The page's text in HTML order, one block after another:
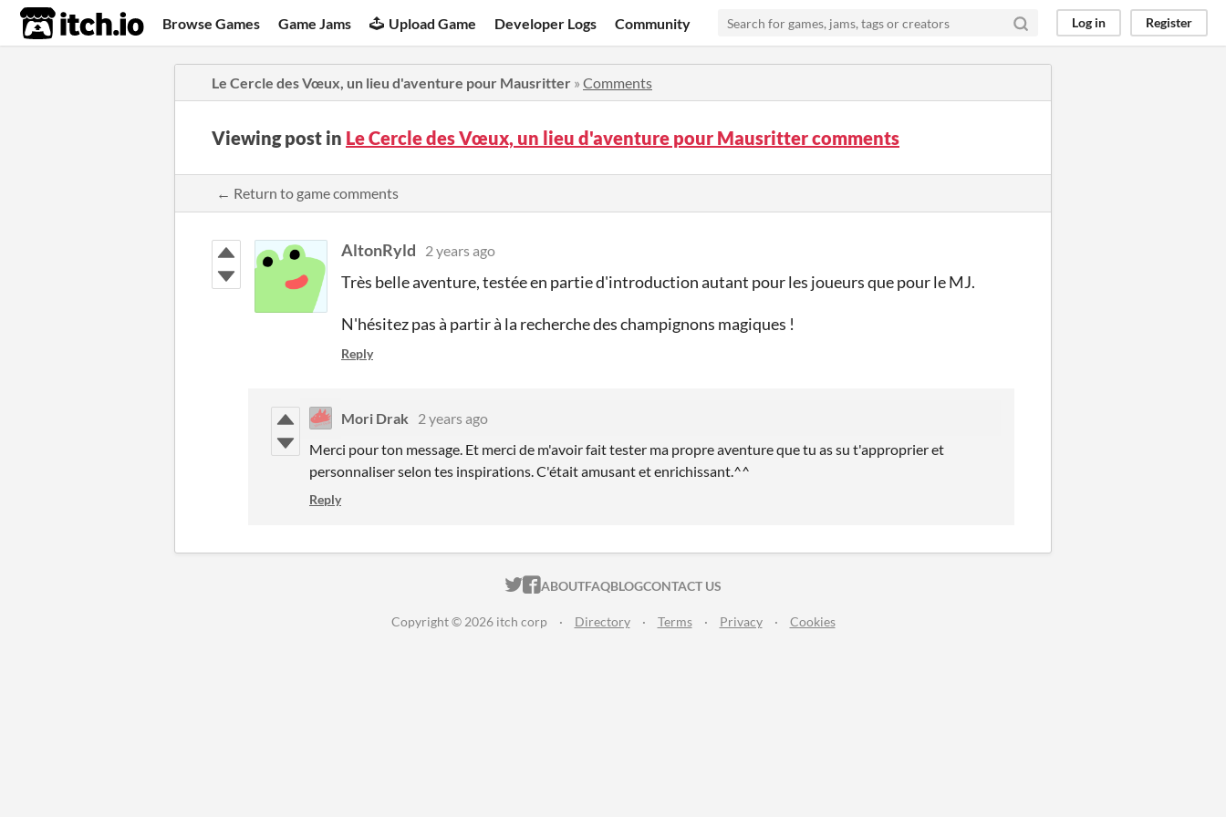
itch.io Browse Games Game Jams Upload Game Developer Logs Community Log in Register
Le Cercle des Vœux, un lieu d'aventure pour Mausritter » Comments
Viewing post in Le Cercle des Vœux, un lieu d'aventure pour Mausritter comments
← Return to game comments
AltonRyld 2 years ago
Très belle aventure, testée en partie d'introduction autant pour les joueurs que pour le MJ.
N'hésitez pas à partir à la recherche des champignons magiques !
Reply
Mori Drak
2 years ago
Merci pour ton message. Et merci de m'avoir fait tester ma propre aventure que tu as su t'approprier et
personnaliser selon tes inspirations. C'était amusant et enrichissant.^^
Reply
ITCH.IO ON TWITTER
ITCH.IO ON FACEBOOK
ABOUTFAQBLOGCONTACT US
Copyright © 2026 itch corp · Directory · Terms · Privacy · Cookies